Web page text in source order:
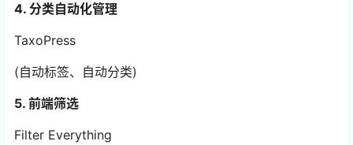
4. 分类自动化管理
TaxoPress
(自动标签、自动分类)
5. 前端筛选
Filter Everything